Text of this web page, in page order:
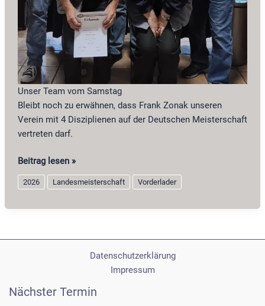
Unser Team vom Samstag
Bleibt noch zu erwähnen, dass Frank Zonak unseren
Verein mit 4 Disziplienen auf der Deutschen Meisterschaft
vertreten darf.
Landesmeisterschaft
2026
Vorderlader
Beitrag lesen »
2026 Landesmeisterschaft Vorderlader
Datenschutzerklärung
Impressum
Nächster Termin